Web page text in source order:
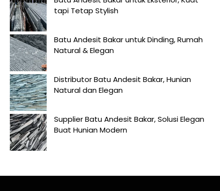
tapi Tetap Stylish
Batu Andesit Bakar untuk Dinding, Rumah
Natural & Elegan
Distributor Batu Andesit Bakar, Hunian
Natural dan Elegan
Supplier Batu Andesit Bakar, Solusi Elegan
Buat Hunian Modern